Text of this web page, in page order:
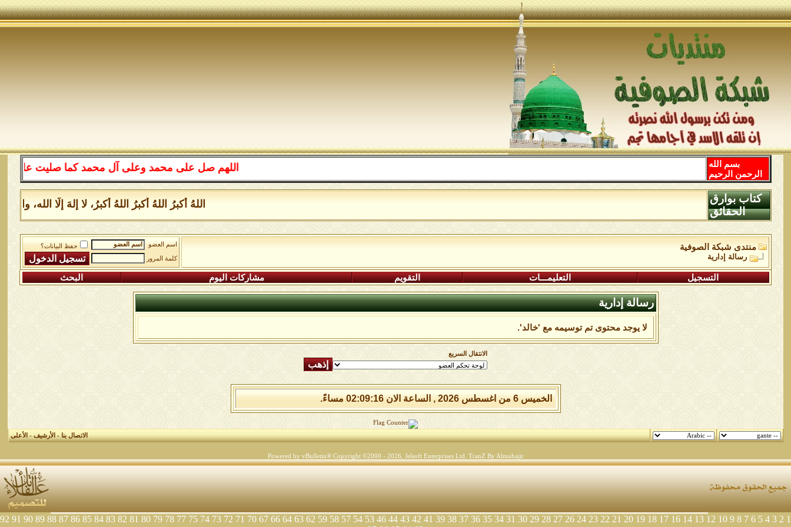
اللهم صل على محمد وعلى آل محمد كما صليت على
بسم الله
الرحمن الرحيم
اللهُ أكبرُ اللهُ أكبرُ اللهُ أكبرُ، لا إلهَ إلَّا الله،
كتاب بوارق
الحقائق
منتدى شبكة الصوفية
رسالة إدارية
اسم العضو
حفظ البيانات؟
كلمة المرور
التسجيل التعليمـــات التقويم مشاركات اليوم البحث
رسالة إدارية
لا يوجد محتوى تم توسيمه مع 'خالد'.
الانتقال السريع
الخميس 6 من اغسطس 2026 , الساعة الان 02:09:16 مساءً.
الاتصال بنا-الأرشيف-الأعلى
Powered by vBulletin® Copyright ©2000 - 2026, Jelsoft Enterprises Ltd. TranZ By Almuhajir
1
2
3
4
5
6
7
8
9
10
12
13
14
16
17
18
19
20
21
22
23
24
26
27
28
29
30
31
34
35
36
37
38
39
41
42
43
44
46
53
54
57
58
59
62
63
64
66
67
70
71
72
73
74
75
77
78
79
80
81
82
83
84
85
86
87
88
89
90
91
92